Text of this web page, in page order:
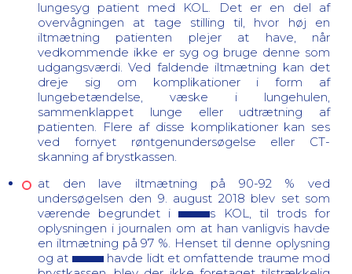
lungesyg patient med KOL. Det er en del af
overvågningen at tage stilling til, hvor høj en
iltmætning patienten plejer at have, når
vedkommende ikke er syg og bruge denne som
udgangsværdi. Ved faldende iltmætning kan det
dreje sig om komplikationer i form af
lungebetændelse, væske i lungehulen,
sammenklappet lunge eller udtrætning af
patienten. Flere af disse komplikationer kan ses
ved fornyet røntgenundersøgelse eller CT-
skanning af brystkassen.
at den lave iltmætning på 90-92 % ved
undersøgelsen den 9. august 2018 blev set som
værende begrundet i
s KOL, til trods for
oplysningen i journalen om at han vanligvis havde
en iltmætning på 97 %. Henset til denne oplysning
og at
havde lidt et omfattende traume mod